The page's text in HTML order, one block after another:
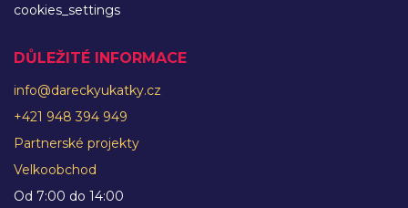
cookies_settings
DŮLEŽITÉ INFORMACE
info@dareckyukatky.cz
+421 948 394 949
Partnerské projekty
Velkoobchod
Od 7:00 do 14:00